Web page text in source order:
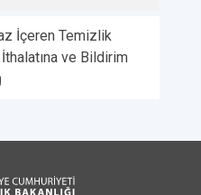
İçeren Temizlik
ve Bildirim